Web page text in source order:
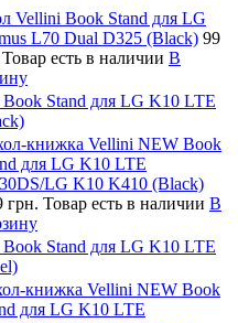
Vellini Book Stand для LG
L70 Dual D325 (Black) 99
Товар есть в наличии В
Stand для LG K10 LTE
книжка Vellini NEW Book
для LG K10 LTE
LG K10 K410 (Black)
грн. Товар есть в наличии В
Stand для LG K10 LTE
книжка Vellini NEW Book
для LG K10 LTE